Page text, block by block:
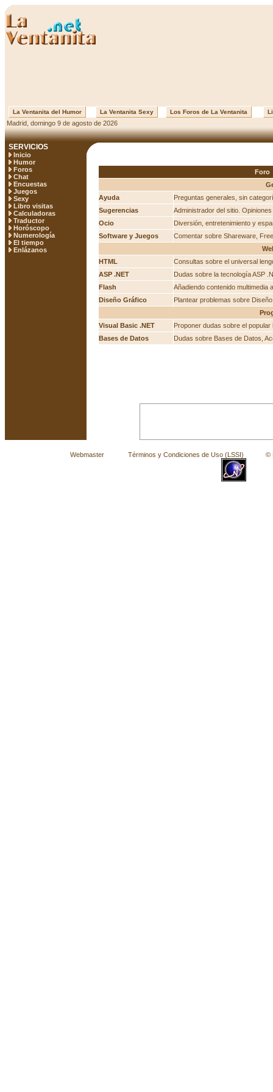
La Ventanita del Humor La Ventanita Sexy Los Foros de La Ventanita
Madrid, domingo 9 de agosto de 2026
SERVICIOS
Inicio
Humor
Foros
Chat
Encuestas
Juegos
Sexy
Libro visitas
Calculadoras
Traductor
Horóscopo
Numerología
El tiempo
Enlázanos
Foro
Ayuda
Preguntas generales, sin
Sugerencias
Administrador del sitio.
Ocio
Diversión, entretenimiento y
Software y Juegos
Comentar sobre Shareware,
HTML
Consultas sobre el universal
ASP .NET
Dudas sobre la tecnología ASP
Flash
Añadiendo contenido multimedia
Diseño Gráfico
Plantear problemas sobre
Visual Basic .NET
Proponer dudas sobre el
Bases de Datos
Dudas sobre Bases de Datos,
Webmaster Términos y Condiciones de Uso (LSSI) © La